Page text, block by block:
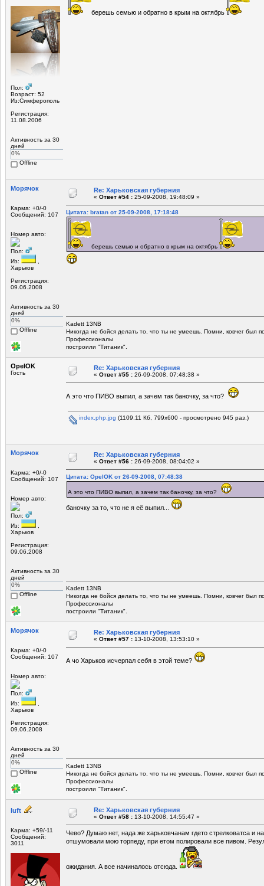
Пол:
Возраст: 52
Из:Симферополь
Регистрация:
11.08.2006
Активность за 30
дней
0%
Offline
берешь семью и обратно в крым на октябрь
Морячок
Карма: +0/-0
Сообщений: 107
Номер авто:
Пол:
Из:
Харьков
Регистрация:
09.06.2008
Активность за 30
дней
0%
Offline
Re: Харьковская губерния
« Ответ #54 : 25-09-2008, 19:48:09 »
Цитата: bratan от 25-09-2008, 17:18:48
берешь семью и обратно в крым на октябрь
Kadett 13NB
Никогда не бойся делать то, что ты не умеешь. Помни, ковчег был
Профессионалы
построили "Титаник".
OpelOK
Гость
Re: Харьковская губерния
« Ответ #55 : 26-09-2008, 07:48:38 »
А это что ПИВО выпил, а зачем так баночку, за что?
index.php.jpg (1109.11 Кб, 799x600 - просмотрено 945 раз.)
Морячок
Карма: +0/-0
Сообщений: 107
Номер авто:
Пол:
Из:
Харьков
Регистрация:
09.06.2008
Активность за 30
дней
0%
Offline
Re: Харьковская губерния
« Ответ #56 : 26-09-2008, 08:04:02 »
Цитата: OpelOK от 26-09-2008, 07:48:38
А это что ПИВО выпил, а зачем так баночку, за что?
баночку за то, что не я её выпил...
Kadett 13NB
Никогда не бойся делать то, что ты не умеешь. Помни, ковчег был
Профессионалы
построили "Титаник".
Морячок
Карма: +0/-0
Сообщений: 107
Номер авто:
Пол:
Из:
Харьков
Регистрация:
09.06.2008
Активность за 30
дней
0%
Offline
Re: Харьковская губерния
« Ответ #57 : 13-10-2008, 13:53:10 »
А чо Харьков исчерпал себя в этой теме?
Kadett 13NB
Никогда не бойся делать то, что ты не умеешь. Помни, ковчег был
Профессионалы
построили "Титаник".
luft
Карма: +59/-11
Сообщений:
3011
Re: Харьковская губерния
« Ответ #58 : 13-10-2008, 14:55:47 »
Чево? Думаю нет, нада же харьковчанам гдето стрелковатса и
отшумовали мою торпеду, при етом полировали все пивом.
ожидания. А все начиналось отсюда.